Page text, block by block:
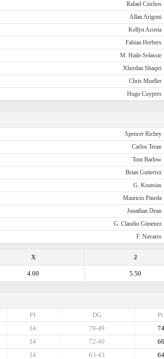
Rafael Czichos
Allan Arigoni
Kellyn Acosta
Fabian Herbers
M. Haile-Selassie
Xherdan Shaqiri
Chris Mueller
Hugo Cuypers
Spencer Richey
Carlos Teran
Tom Barlow
Brian Gutierrez
G. Koutsias
Mauricio Pineda
Jonathan Dean
G. Claudio Gimenez
F. Navarro
2
X
5.50
4.00
Pt.
DG
PJ
74
79-49
34
66
72-40
34
64
63-43
34